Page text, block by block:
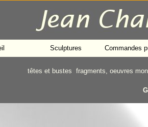
Sculptures Commandes
têtes et bustes fragments, oeuvres